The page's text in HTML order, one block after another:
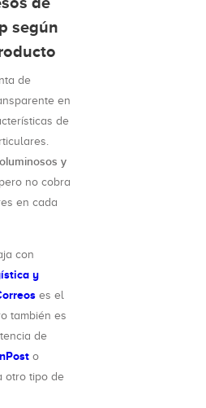
según
de
en
de
y
no cobra
en cada
con
y
es el
también es
de
o
otro tipo de